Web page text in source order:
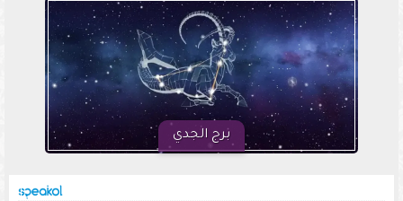
برج الجدي